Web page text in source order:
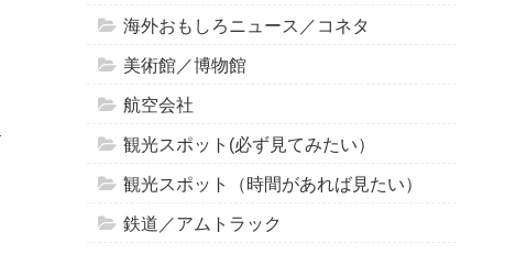
海外おもしろニュース／コネタ
美術館／博物館
航空会社
観光スポット(必ず見てみたい）
観光スポット（時間があれば見たい）
鉄道／アムトラック